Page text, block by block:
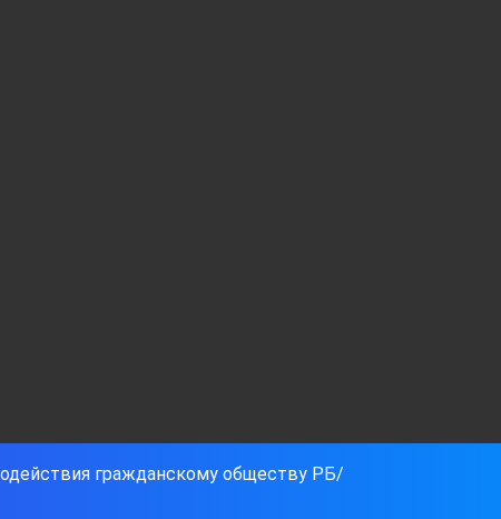
гражданскому обществу РБ/